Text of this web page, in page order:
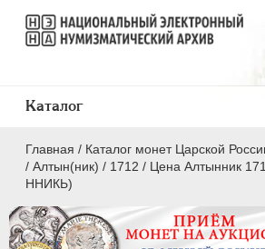
Главная / Каталог монет Царской
/ Алтын(ник) / 1712 / Цена Алтынник
ННИКЬ)
Каталог